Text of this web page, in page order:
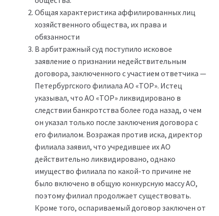
Общая характеристика аффилированных лиц
хозяйственного общества, их права и
обязанности
В арбитражный суд поступило исковое
заявление о признании недействительным
договора, заключенного с участием ответчика —
Петербургского филиала АО «ТОР». Истец
указывал, что АО «ТОР» ликвидировано в
следствии банкротства более года назад, о чем
он указал только после заключения договора с
его филиалом. Возражая против иска, директор
филиала заявил, что учредившее их АО
действительно ликвидировано, однако
имущество филиала по какой-то причине не
было включено в общую конкурсную массу АО,
поэтому филиал продолжает существовать.
Кроме того, оспариваемый договор заключен от